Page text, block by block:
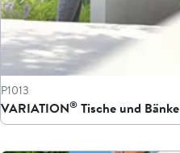
P1013
VARIATION® Tische und Bänke